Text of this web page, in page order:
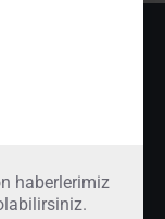
haberlerimiz